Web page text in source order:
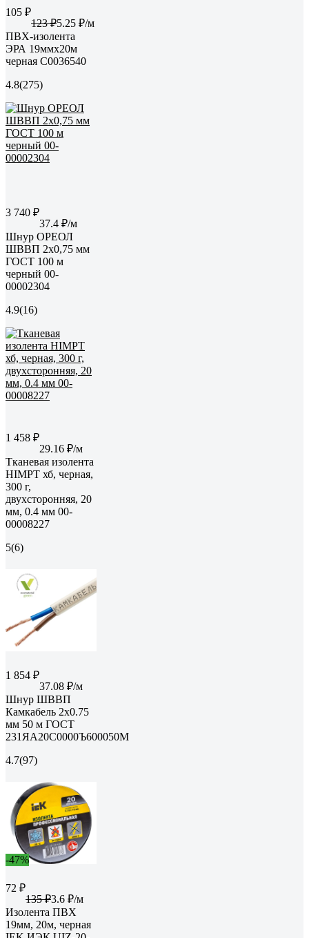
105 ₽
123 ₽5.25 ₽/м
ПВХ-изолента
ЭРА 19ммх20м
черная C0036540
4.8(275)
3 740 ₽
37.4 ₽/м
Шнур ОРЕОЛ
ШВВП 2х0,75 мм
ГОСТ 100 м
черный 00-
00002304
4.9(16)
1 458 ₽
29.16 ₽/м
Тканевая изолента
HIMPT хб, черная,
300 г,
двухсторонняя, 20
мм, 0.4 мм 00-
00008227
5(6)
1 854 ₽
37.08 ₽/м
Шнур ШВВП
Камкабель 2x0.75
мм 50 м ГОСТ
231ЯA20C0000Ъ600050М
4.7(97)
-47%
72 ₽
135 ₽3.6 ₽/м
Изолента ПВХ
19мм, 20м, черная